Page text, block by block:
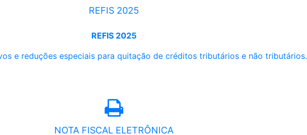
REFIS 2025
REFIS 2025
e reduções especiais para quitação de créditos tributários e não tributários.
NOTA FISCAL ELETRÔNICA